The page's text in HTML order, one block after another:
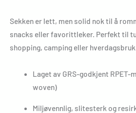
Sekken er lett, men solid nok til å
snacks eller favorittleker. Perfekt til
shopping, camping eller
Laget av GRS-godkjent RPET-
woven)
Miljøvennlig, slitesterk og